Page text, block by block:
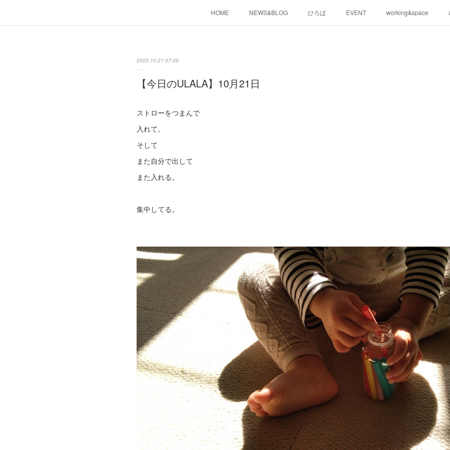
HOME NEWS&BLOG ひろば EVENT working&space
2020.10.21 07:06
【今日のULALA】10月21日
ストローをつまんで
入れて。
そして
また自分で出して
また入れる。
集中してる。